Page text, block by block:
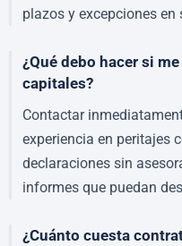
plazos y excepciones en
¿Qué debo hacer si
capitales?
Contactar
experiencia en peritajes
declaraciones sin
informes que puedan
¿Cuánto cuesta